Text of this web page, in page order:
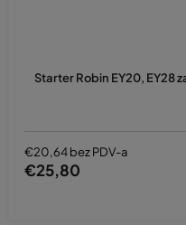
Starter Robin EY20, EY28
€20,64 bez PDV-a
€25,80